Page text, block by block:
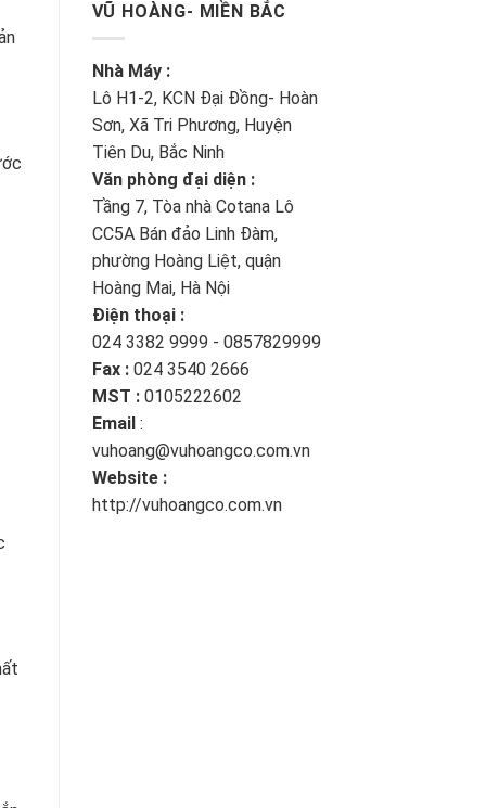
VŨ HOÀNG- MIỀN BẮC
Nhà Máy :
Lô H1-2, KCN Đại Đồng- Hoàn
Sơn, Xã Tri Phương, Huyện
Tiên Du, Bắc Ninh
Văn phòng đại diện :
Tầng 7, Tòa nhà Cotana Lô
CC5A Bán đảo Linh Đàm,
phường Hoàng Liệt, quận
Hoàng Mai, Hà Nội
Điện thoại :
024 3382 9999 - 0857829999
Fax : 024 3540 2666
MST : 0105222602
Email :
vuhoang@vuhoangco.com.vn
Website :
http://vuhoangco.com.vn